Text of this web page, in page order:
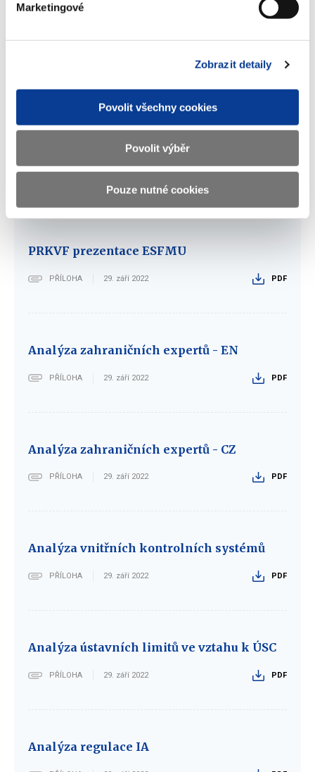
Marketingové
Zobrazit detaily
Povolit všechny cookies
Povolit výběr
Pouze nutné cookies
PRKVF prezentace PrFMU
PRKVF prezentace ESFMU
PŘÍLOHA 29. září 2022 PDF
Analýza zahraničních expertů - EN
PŘÍLOHA 29. září 2022 PDF
Analýza zahraničních expertů - CZ
PŘÍLOHA 29. září 2022 PDF
Analýza vnitřních kontrolních systémů
PŘÍLOHA 29. září 2022 PDF
Analýza ústavních limitů ve vztahu k ÚSC
PŘÍLOHA 29. září 2022 PDF
Analýza regulace IA